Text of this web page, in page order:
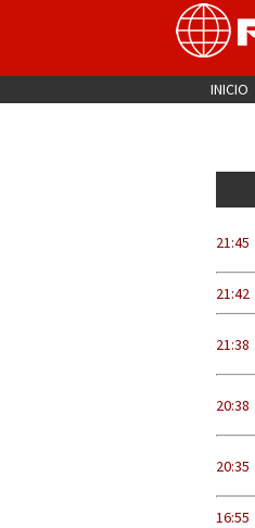
INICIO
21:45
21:42
21:38
20:38
20:35
16:55